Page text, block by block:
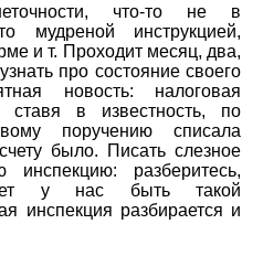
что-то не в
мудреной инструкцией,
и т. Проходит месяц, два,
про состояние своего
новость: налоговая
ставя в известность, по
поручению списала
было. Писать слезное
разберитесь,
у нас быть такой
инспекция разбирается и